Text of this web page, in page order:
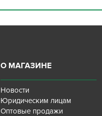
О МАГАЗИНЕ
Новости
Юридическим лицам
Оптовые продажи